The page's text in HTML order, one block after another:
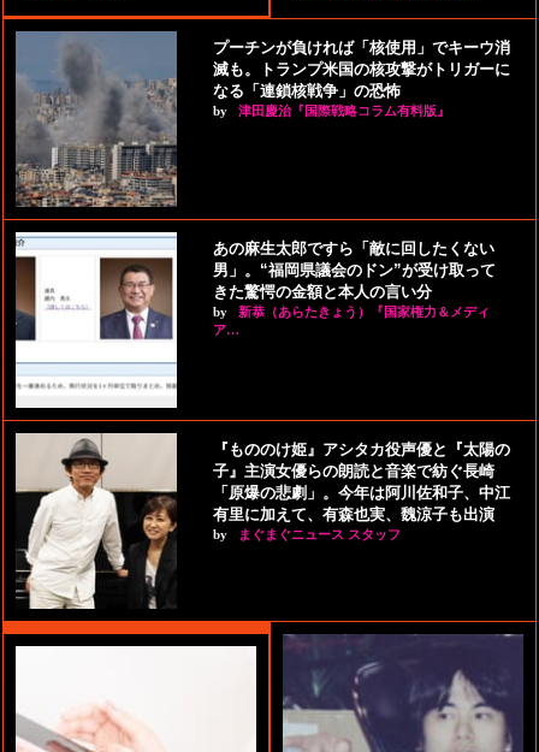
プーチンが負ければ「核使用」でキーウ消
滅も。トランプ米国の核攻撃がトリガーに
なる「連鎖核戦争」の恐怖
by 津田慶治『国際戦略コラム有料版』
あの麻生太郎ですら「敵に回したくない
男」。“福岡県議会のドン”が受け取って
きた驚愕の金額と本人の言い分
by
新恭（あらたきょう）『国家権力＆メディ
ア…
『もののけ姫』アシタカ役声優と『太陽の
子』主演女優らの朗読と音楽で紡ぐ長崎
「原爆の悲劇」。今年は阿川佐和子、中江
有里に加えて、有森也実、魏涼子も出演
by まぐまぐニュース スタッフ